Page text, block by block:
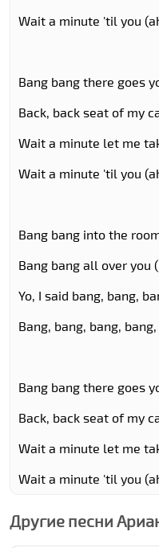
Wait a minute 'til you
Bang bang there goes
Back, back seat of my
Wait a minute let me
Wait a minute 'til you
Bang bang into the
Bang bang all over you
Yo, I said bang, bang,
Bang, bang, bang,
Bang bang there goes
Back, back seat of my
Wait a minute let me
Wait a minute 'til you
Другие песни